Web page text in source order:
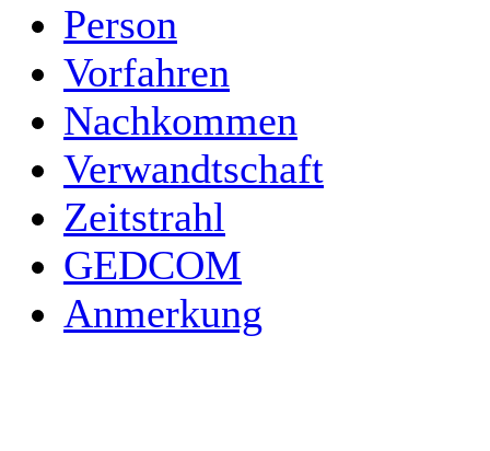
Person
Vorfahren
Nachkommen
Verwandtschaft
Zeitstrahl
GEDCOM
Anmerkung